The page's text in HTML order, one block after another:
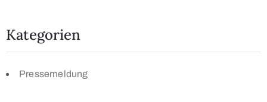
Kategorien
Pressemeldung